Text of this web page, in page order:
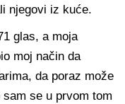
njegovi iz kuće.
glas, a moja
moj način da
da poraz može
se u prvom tom